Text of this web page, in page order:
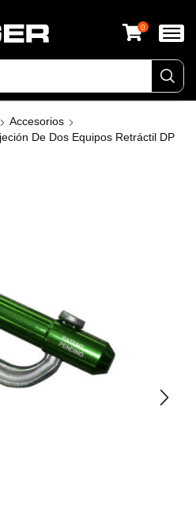
0
Accesorios
De Dos Equipos Retráctil DP